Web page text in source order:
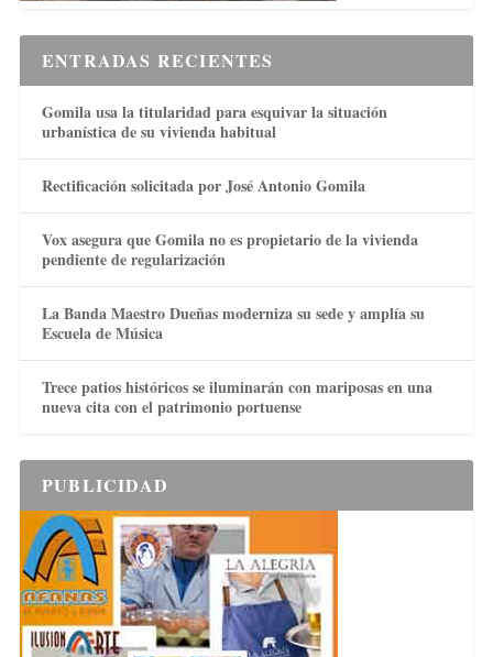
ENTRADAS RECIENTES
Gomila usa la titularidad para esquivar la situación
urbanística de su vivienda habitual
Rectificación solicitada por José Antonio Gomila
Vox asegura que Gomila no es propietario de la vivienda
pendiente de regularización
La Banda Maestro Dueñas moderniza su sede y amplía su
Escuela de Música
Trece patios históricos se iluminarán con mariposas en una
nueva cita con el patrimonio portuense
PUBLICIDAD